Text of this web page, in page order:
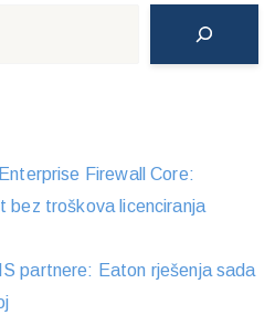
Firewall Core:
bez troškova licenciranja
partnere: Eaton rješenja sada